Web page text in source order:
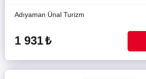
Adıyaman Ünal Turizm
1 931₺